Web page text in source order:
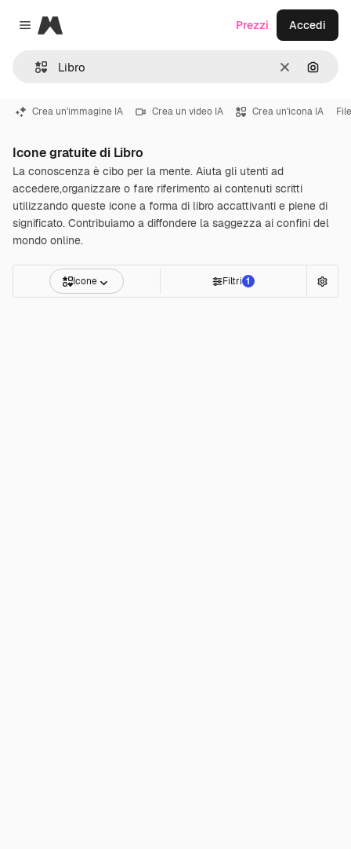
Close menu
Magnific
CancellaCerca
Prezzi Accedi
Crea un'immagine IA Crea un video IA Crea un'icona IA File
Icone gratuite di Libro
La conoscenza è cibo per la mente. Aiuta gli utenti ad
accedere,organizzare o fare riferimento ai contenuti scritti
utilizzando queste icone a forma di libro accattivanti e piene di
significato. Contribuiamo a diffondere la saggezza ai confini del
mondo online.
Icone Filtri 1